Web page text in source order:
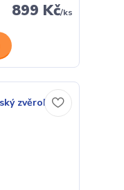
899 Kč/ks